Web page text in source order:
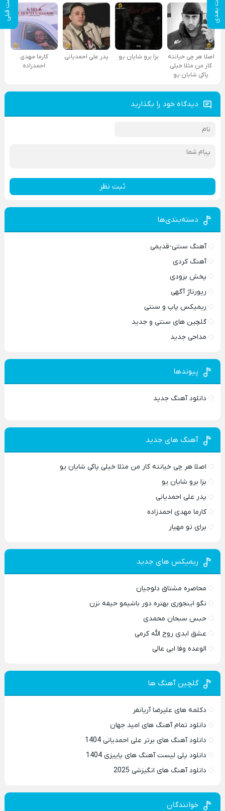
پست بعدی پست قبلی
اصلا هر چی خیانته
کار من مثلا خیلی
پاکی شایان یو
بزا برو شایان یو پدر علی احمدیانی
کارما مهدی
احمدزاده
دیدگاه خود را بگذارید
ثبت نظر
دسته‌بندی‌ها
آهنگ سنتی-قدیمی
آهنگ کردی
پخش بزودی
رپورتاژ آگهی
ریمیکس پاپ و سنتی
گلچین های سنتی و جدید
مداحی جدید
پیوندها
دانلود آهنگ جدید
آهنگ های جدید
اصلا هر چی خیانته کار من مثلا خیلی پاکی شایان یو
بزا برو شایان یو
پدر علی احمدیانی
کارما مهدی احمدزاده
برای تو مهیار
ریمیکس های جدید
محاصره مشتاق دلوجیان
نگو اینجوری بهتره دور باشیمو حیفه نزن
حبس سبحان محمدی
عشق ابدی روح الله کرمی
الوعده وفا ابی عالی
گلچین آهنگ ها
دکلمه های علیرضا آریانفر
دانلود تمام آهنگ های امید جهان
دانلود آهنگ های برتر علی احمدیانی 1404
دانلود پلی لیست آهنگ های پاییزی 1404
دانلود آهنگ های انگیزشی 2025
خوانندگان